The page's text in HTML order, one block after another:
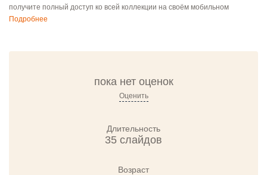
получите полный доступ ко всей коллекции на своём мобильном
Подробнее
пока нет оценок
Оценить
Длительность
35 слайдов
Возраст